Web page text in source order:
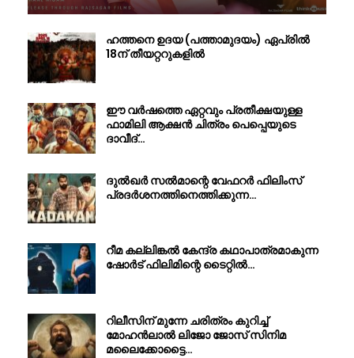
ഹത്തനെ ഉദയ (പത്താമുദയം) ഏപ്രിൽ
18ന് തീയറ്ററുകളിൽ
ഈ വർഷത്തെ ഏറ്റവും പ്രതീക്ഷയുള്ള
ഫാമിലി ആക്ഷൻ ചിത്രം പെപ്പെയുടെ
ദാവീദ്…
ദുൽഖർ സൽമാന്റെ വേഫറർ ഫിലിംസ്
പ്രദർശനത്തിനെത്തിക്കുന്ന…
റീമ കല്ലിങ്കൽ കേന്ദ്ര കഥാപാത്രമാകുന്ന
ഷോർട് ഫിലിമിന്റെ ടൈറ്റിൽ…
റിലീസിന് മുന്നേ ചരിത്രം കുറിച്ച്
മോഹൻലാൽ ലിജോ ജോസ് സിനിമ
മലൈക്കോട്ടൈ…